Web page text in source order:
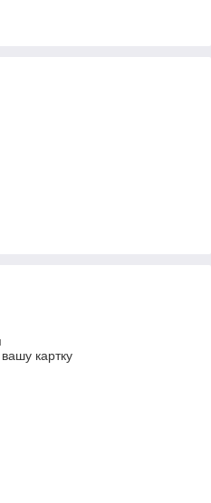
картку